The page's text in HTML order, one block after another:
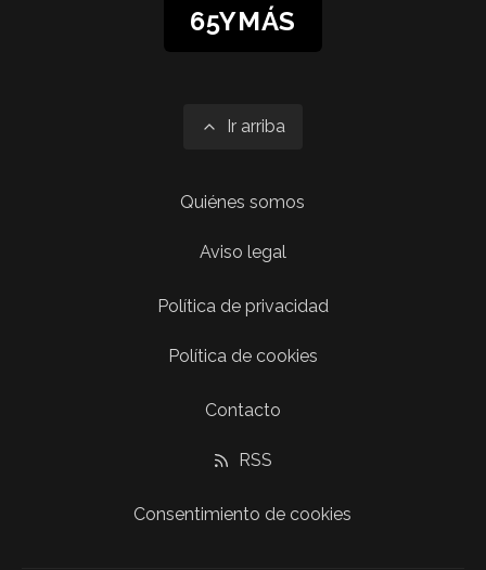
65YMÁS
Ir arriba
Quiénes somos
Aviso legal
Política de privacidad
Política de cookies
Contacto
RSS
Consentimiento de cookies